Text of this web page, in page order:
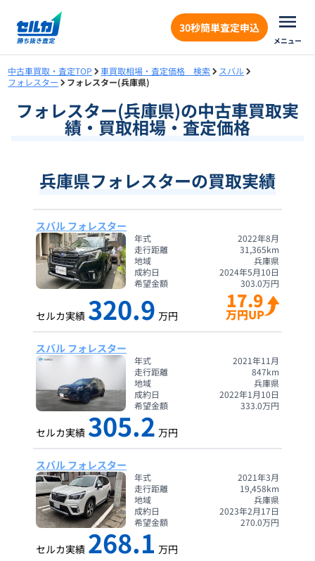
30秒簡単査定申込
メニュー
中古車買取・査定TOP 車買取相場・査定価格 検索
スバル
フォレスター
フォレスター(兵庫県)
フォレスター(兵庫県)の中古車買取実
績・買取相場・査定価格
兵庫県フォレスターの買取実績
スバル フォレスター
年式
2022年8月
走行距離
31,365km
地域
兵庫県
成約日
2024年5月10日
希望金額
303.0万円
セルカ実績 320.9 万円
17.9
万円UP
スバル フォレスター
年式
2021年11月
走行距離
847km
地域
兵庫県
成約日
2022年1月10日
希望金額
333.0万円
セルカ実績 305.2 万円
スバル フォレスター
年式
2021年3月
走行距離
19,458km
地域
兵庫県
成約日
2023年2月17日
希望金額
270.0万円
セルカ実績 268.1 万円